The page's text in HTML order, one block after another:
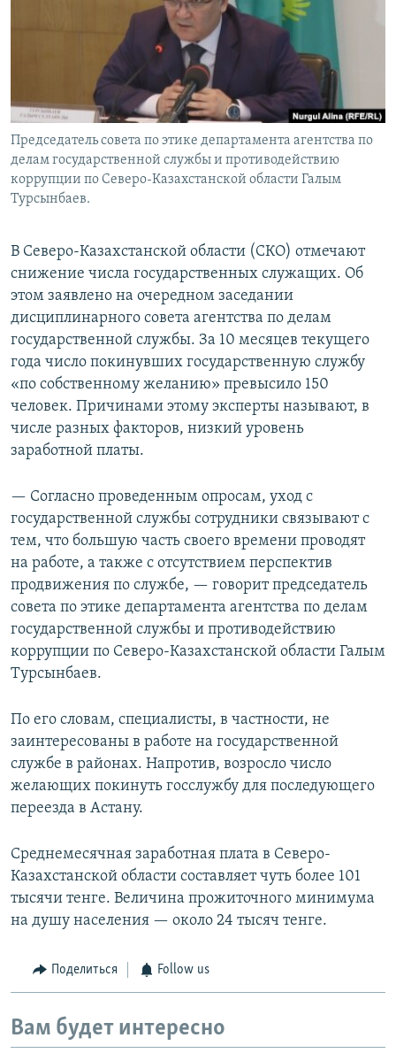
Председатель совета по этике департамента агентства по
делам государственной службы и противодействию
коррупции по Северо-Казахстанской области Галым
Турсынбаев.
В Северо-Казахстанской области (СКО) отмечают
снижение числа государственных служащих. Об
этом заявлено на очередном заседании
дисциплинарного совета агентства по делам
государственной службы. За 10 месяцев текущего
года число покинувших государственную службу
«по собственному желанию» превысило 150
человек. Причинами этому эксперты называют, в
числе разных факторов, низкий уровень
заработной платы.
— Согласно проведенным опросам, уход с
государственной службы сотрудники связывают с
тем, что большую часть своего времени проводят
на работе, а также с отсутствием перспектив
продвижения по службе, — говорит председатель
совета по этике департамента агентства по делам
государственной службы и противодействию
коррупции по Северо-Казахстанской области Галым
Турсынбаев.
По его словам, специалисты, в частности, не
заинтересованы в работе на государственной
службе в районах. Напротив, возросло число
желающих покинуть госслужбу для последующего
переезда в Астану.
Среднемесячная заработная плата в Северо-
Казахстанской области составляет чуть более 101
тысячи тенге. Величина прожиточного минимума
на душу населения — около 24 тысяч тенге.
Поделиться Follow us
Вам будет интересно